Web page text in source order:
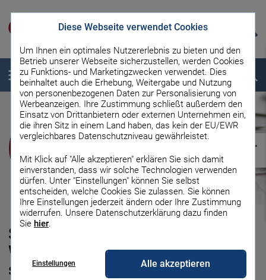
Diese Webseite verwendet Cookies
Um Ihnen ein optimales Nutzererlebnis zu bieten und den
Betrieb unserer Webseite sicherzustellen, werden Cookies
zu Funktions- und Marketingzwecken verwendet. Dies
beinhaltet auch die Erhebung, Weitergabe und Nutzung
von personenbezogenen Daten zur Personalisierung von
Werbeanzeigen. Ihre Zustimmung schließt außerdem den
Einsatz von Drittanbietern oder externen Unternehmen ein,
die ihren Sitz in einem Land haben, das kein der EU/EWR
vergleichbares Datenschutzniveau gewährleistet.
Mit Klick auf "Alle akzeptieren" erklären Sie sich damit
einverstanden, dass wir solche Technologien verwenden
dürfen. Unter "Einstellungen" können Sie selbst
entscheiden, welche Cookies Sie zulassen. Sie können
Ihre Einstellungen jederzeit ändern oder Ihre Zustimmung
widerrufen. Unsere Datenschutzerklärung dazu finden
Sie hier.
Einstellungen Alle akzeptieren
Menü Suche
Spekulationssteuer Immobilien:
Wie hoch ist sie und wann fällt
sie an?